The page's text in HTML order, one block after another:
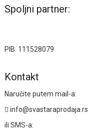
Spoljni partner:
PIB: 111528079
Kontakt
Naručite putem mail-a:
info@svastaraprodaja.rs
ili SMS-a: